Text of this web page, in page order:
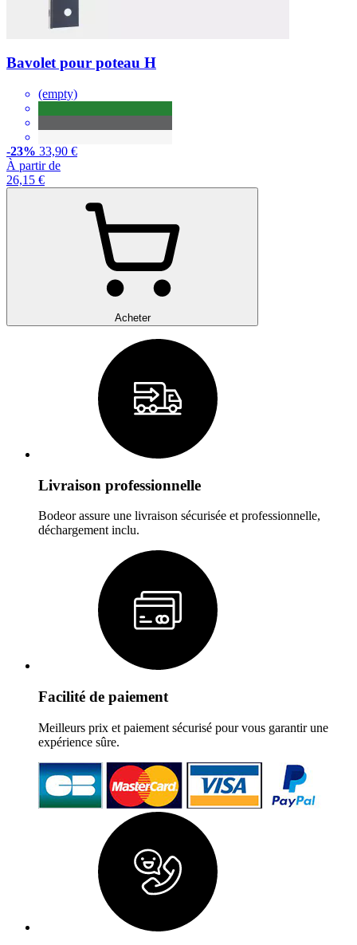
Bavolet pour poteau H
(empty)
-23% 33,90 €
À partir de
26,15 €
Acheter
Livraison professionnelle
Bodeor assure une livraison sécurisée et professionnelle,
déchargement inclu.
Facilité de paiement
Meilleurs prix et paiement sécurisé pour vous garantir une
expérience sûre.